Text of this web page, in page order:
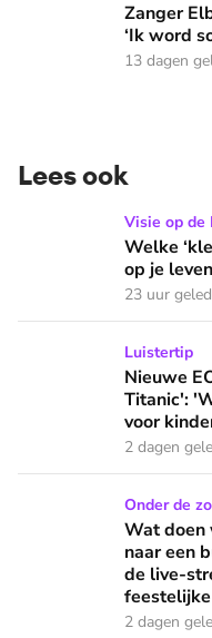
Zanger
‘Ik word
13 dagen
Lees ook
Welke ‘kleine’ zonde
Visie op de
Welke
op je
23 uur
Nieuwe EO-Luistertip
Nieuwe
Titanic':
voor
2 dagen
Wat doen we in de
Onder de
Wat doen
naar een
de live-
feestelijke
2 dagen